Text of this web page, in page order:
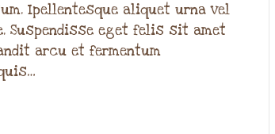
Ipellentesque aliquet urna vel
Suspendisse eget felis sit amet
arcu et fermentum